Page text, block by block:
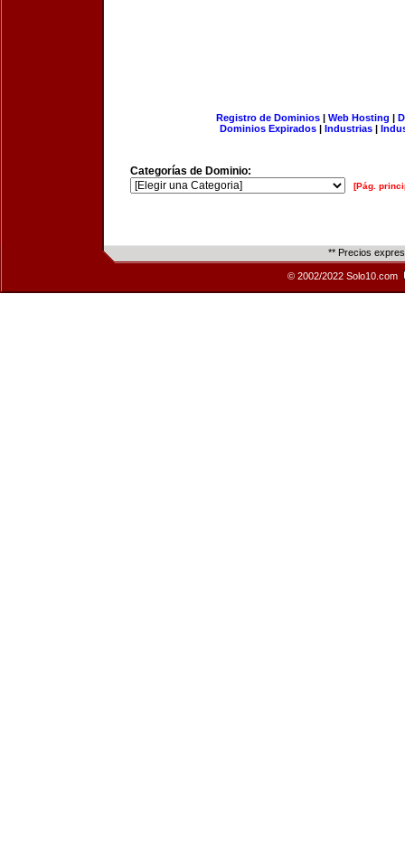
Registro de Dominios| Web Hosting |
Dominios Expirados | Industrias |
Categorías de Dominio:
[Pág.
** Precios
© 2002/2022 Solo10.com